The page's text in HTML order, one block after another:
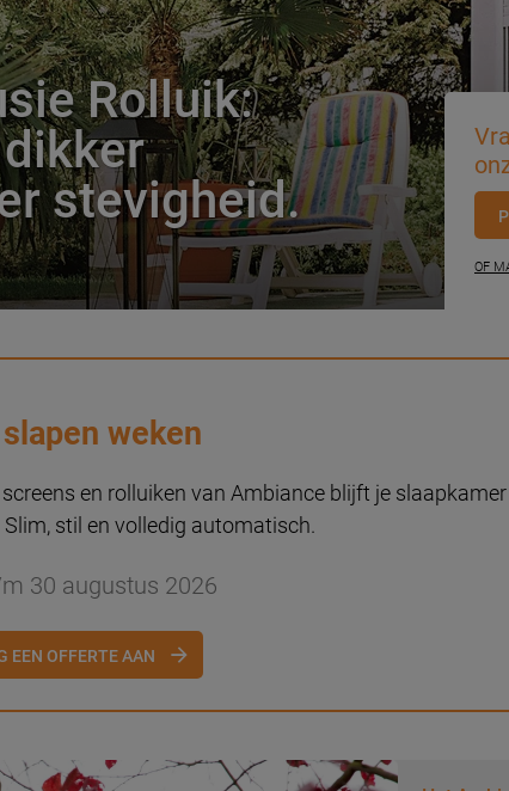
OF
Rolluik:
stevigheid.
weken
en rolluiken van Ambiance blijft je
stil en volledig automatisch.
30 augustus 2026
EEN OFFERTE AAN